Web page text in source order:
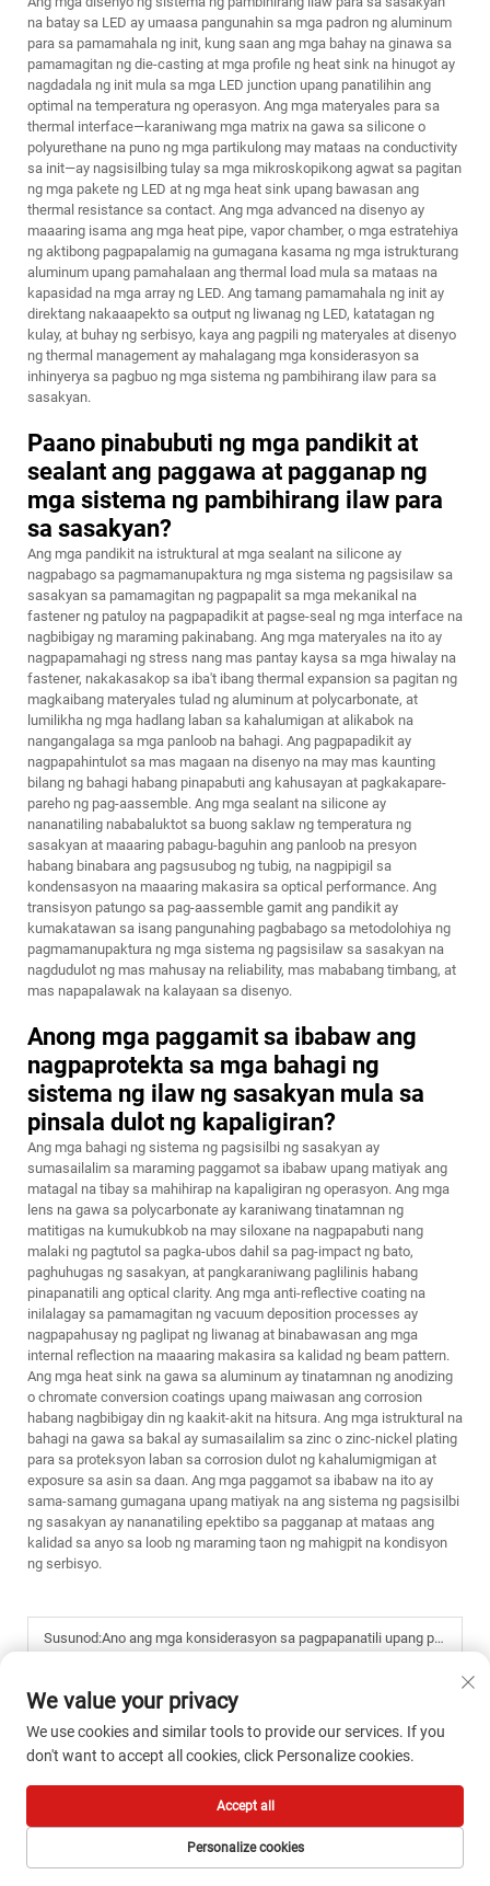
na batay sa LED ay umaasa pangunahin sa mga padron ng aluminum
para sa pamamahala ng init, kung saan ang mga bahay na ginawa sa
pamamagitan ng die-casting at mga profile ng heat sink na hinugot ay
nagdadala ng init mula sa mga LED junction upang panatilihin ang
optimal na temperatura ng operasyon. Ang mga materyales para sa
thermal interface—karaniwang mga matrix na gawa sa silicone o
polyurethane na puno ng mga partikulong may mataas na conductivity
sa init—ay nagsisilbing tulay sa mga mikroskopikong agwat sa pagitan
ng mga pakete ng LED at ng mga heat sink upang bawasan ang
thermal resistance sa contact. Ang mga advanced na disenyo ay
maaaring isama ang mga heat pipe, vapor chamber, o mga estratehiya
ng aktibong pagpapalamig na gumagana kasama ng mga istrukturang
aluminum upang pamahalaan ang thermal load mula sa mataas na
kapasidad na mga array ng LED. Ang tamang pamamahala ng init ay
direktang nakaaapekto sa output ng liwanag ng LED, katatagan ng
kulay, at buhay ng serbisyo, kaya ang pagpili ng materyales at disenyo
ng thermal management ay mahalagang mga konsiderasyon sa
inhinyerya sa pagbuo ng mga sistema ng pambihirang ilaw para sa
sasakyan.
Paano pinabubuti ng mga pandikit at
sealant ang paggawa at pagganap ng
mga sistema ng pambihirang ilaw para
sa sasakyan?
Ang mga pandikit na istruktural at mga sealant na silicone ay
nagpabago sa pagmamanupaktura ng mga sistema ng pagsisilaw sa
sasakyan sa pamamagitan ng pagpapalit sa mga mekanikal na
fastener ng patuloy na pagpapadikit at pagse-seal ng mga interface na
nagbibigay ng maraming pakinabang. Ang mga materyales na ito ay
nagpapamahagi ng stress nang mas pantay kaysa sa mga hiwalay na
fastener, nakakasakop sa iba't ibang thermal expansion sa pagitan ng
magkaibang materyales tulad ng aluminum at polycarbonate, at
lumilikha ng mga hadlang laban sa kahalumigan at alikabok na
nangangalaga sa mga panloob na bahagi. Ang pagpapadikit ay
nagpapahintulot sa mas magaan na disenyo na may mas kaunting
bilang ng bahagi habang pinapabuti ang kahusayan at pagkakapare-
pareho ng pag-aassemble. Ang mga sealant na silicone ay
nananatiling nababaluktot sa buong saklaw ng temperatura ng
sasakyan at maaaring pabagu-baguhin ang panloob na presyon
habang binabara ang pagsusubog ng tubig, na nagpipigil sa
kondensasyon na maaaring makasira sa optical performance. Ang
transisyon patungo sa pag-aassemble gamit ang pandikit ay
kumakatawan sa isang pangunahing pagbabago sa metodolohiya ng
pagmamanupaktura ng mga sistema ng pagsisilaw sa sasakyan na
nagdudulot ng mas mahusay na reliability, mas mababang timbang, at
mas napapalawak na kalayaan sa disenyo.
Anong mga paggamit sa ibabaw ang
nagpaprotekta sa mga bahagi ng
sistema ng ilaw ng sasakyan mula sa
pinsala dulot ng kapaligiran?
Ang mga bahagi ng sistema ng pagsisilbi ng sasakyan ay
sumasailalim sa maraming paggamot sa ibabaw upang matiyak ang
matagal na tibay sa mahihirap na kapaligiran ng operasyon. Ang mga
lens na gawa sa polycarbonate ay karaniwang tinatamnan ng
matitigas na kumukubkob na may siloxane na nagpapabuti nang
malaki ng pagtutol sa pagka-ubos dahil sa pag-impact ng bato,
paghuhugas ng sasakyan, at pangkaraniwang paglilinis habang
pinapanatili ang optical clarity. Ang mga anti-reflective coating na
inilalagay sa pamamagitan ng vacuum deposition processes ay
nagpapahusay ng paglipat ng liwanag at binabawasan ang mga
internal reflection na maaaring makasira sa kalidad ng beam pattern.
Ang mga heat sink na gawa sa aluminum ay tinatamnan ng anodizing
o chromate conversion coatings upang maiwasan ang corrosion
habang nagbibigay din ng kaakit-akit na hitsura. Ang mga istruktural na
bahagi na gawa sa bakal ay sumasailalim sa zinc o zinc-nickel plating
para sa proteksyon laban sa corrosion dulot ng kahalumigmigan at
exposure sa asin sa daan. Ang mga paggamot sa ibabaw na ito ay
sama-samang gumagana upang matiyak na ang sistema ng pagsisilbi
ng sasakyan ay nananatiling epektibo sa pagganap at mataas ang
kalidad sa anyo sa loob ng maraming taon ng mahigpit na kondisyon
ng serbisyo.
Susunod:Ano ang mga konsiderasyon sa pagpapanatili upang palawigin ang buhay ng mga komponente ng sistema ng ilaw para sa sasakyan
We value your privacy
We use cookies and similar tools to provide our services. If you
don't want to accept all cookies, click Personalize cookies.
Personalize cookies
Accept all